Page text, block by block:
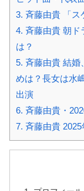
3. 斉藤由貴 「ス
4. 斉藤由貴 朝ド
は？
5. 斉藤由貴 結婚
めは？長女は水
出演
6. 斉藤由貴・
7. 斉藤由貴